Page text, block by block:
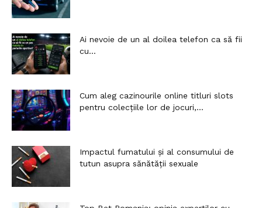
Ai nevoie de un al doilea telefon ca să fii
cu...
Cum aleg cazinourile online titluri slots
pentru colecțiile lor de jocuri,...
Impactul fumatului și al consumului de
tutun asupra sănătății sexuale